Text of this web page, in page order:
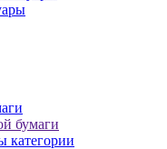
бумаги
категории